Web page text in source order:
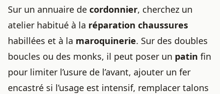
Sur un annuaire de cordonnier, cherchez un
atelier habitué à la réparation chaussures
habillées et à la maroquinerie. Sur des doubles
boucles ou des monks, il peut poser un patin fin
pour limiter l’usure de l’avant, ajouter un fer
encastré si l’usage est intensif, remplacer talons